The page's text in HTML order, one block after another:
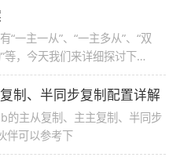
一主一从”、“一主多从”、“双
等，今天我们来详细探讨下
制、半同步复制配置详解
主从复制、主主复制、半同步
伴可以参考下